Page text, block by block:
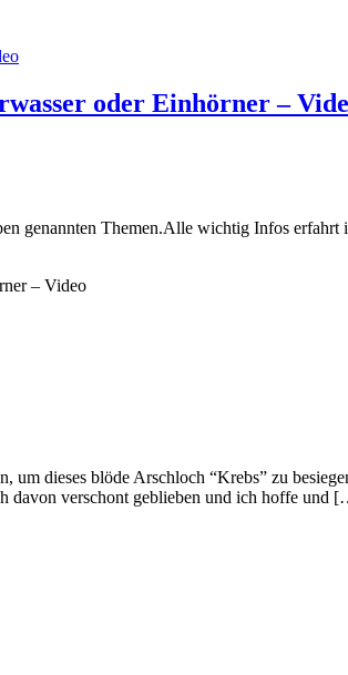
oder Einhörner –
genannten Themen.Alle wichtig Infos
– Video
dieses blöde Arschloch “Krebs” zu
davon verschont geblieben und ich hoffe und